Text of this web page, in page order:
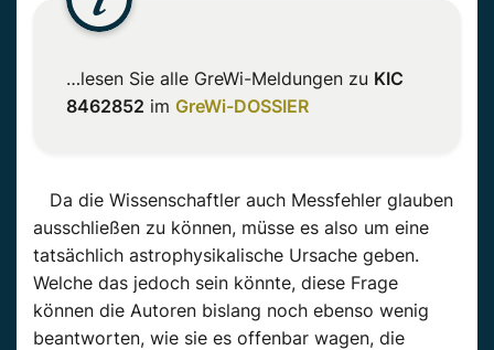
…lesen Sie alle GreWi-Meldungen zu KIC
8462852 im GreWi-DOSSIER
Da die Wissenschaftler auch Messfehler glauben
ausschließen zu können, müsse es also um eine
tatsächlich astrophysikalische Ursache geben.
Welche das jedoch sein könnte, diese Frage
können die Autoren bislang noch ebenso wenig
beantworten, wie sie es offenbar wagen, die